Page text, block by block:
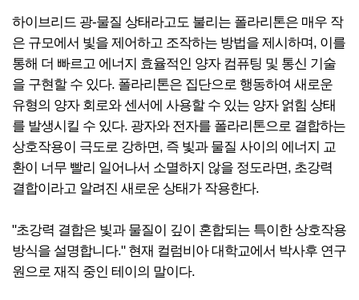
하이브리드 광-물질 상태라고도 불리는 폴라리톤은 매우 작
은 규모에서 빛을 제어하고 조작하는 방법을 제시하며, 이를
통해 더 빠르고 에너지 효율적인 양자 컴퓨팅 및 통신 기술
을 구현할 수 있다. 폴라리톤은 집단으로 행동하여 새로운
유형의 양자 회로와 센서에 사용할 수 있는 양자 얽힘 상태
를 발생시킬 수 있다. 광자와 전자를 폴라리톤으로 결합하는
상호작용이 극도로 강하면, 즉 빛과 물질 사이의 에너지 교
환이 너무 빨리 일어나서 소멸하지 않을 정도라면, 초강력
결합이라고 알려진 새로운 상태가 작용한다.
"초강력 결합은 빛과 물질이 깊이 혼합되는 특이한 상호작용
방식을 설명합니다." 현재 컬럼비아 대학교에서 박사후 연구
원으로 재직 중인 테이의 말이다.